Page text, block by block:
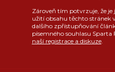
Zároveň tím potvrzuje, že
užití obsahu těchto stránek
dalšího zpřístupňování
písemného souhlasu Sparta
naší registrace a diskuze.